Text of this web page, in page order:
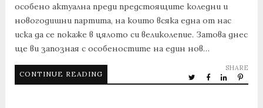
особено актуална преди предстоящите коледни и
новогодишни партита, на които всяка една от нас
иска да се покаже в цялото си великолепие. Затова днес
ще ви запозная с особеностите на един нов…
CONTINUE READING
SHARE